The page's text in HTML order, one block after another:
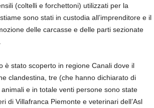
(coltelli e forchettoni) utilizzati per la
sono stati in custodia all’imprenditore e il
delle carcasse e delle parti sezionate
è stato scoperto in regione Canali dove il
clandestina, tre (che hanno dichiarato di
e in totale venti persone sono state
di Villafranca Piemonte e veterinari dell’Asl